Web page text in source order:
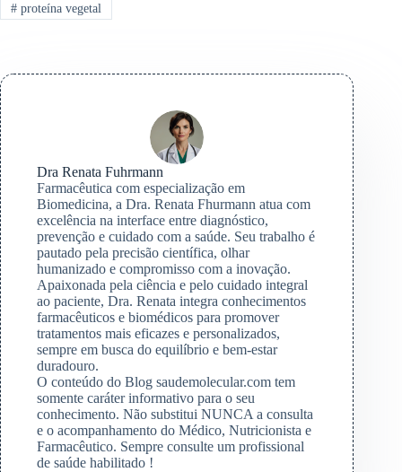
#proteína vegetal
Dra Renata Fuhrmann
Farmacêutica com especialização em
Biomedicina, a Dra. Renata Fhurmann atua com
excelência na interface entre diagnóstico,
prevenção e cuidado com a saúde. Seu trabalho é
pautado pela precisão científica, olhar
humanizado e compromisso com a inovação.
Apaixonada pela ciência e pelo cuidado integral
ao paciente, Dra. Renata integra conhecimentos
farmacêuticos e biomédicos para promover
tratamentos mais eficazes e personalizados,
sempre em busca do equilíbrio e bem-estar
duradouro.
O conteúdo do Blog saudemolecular.com tem
somente caráter informativo para o seu
conhecimento. Não substitui NUNCA a consulta
e o acompanhamento do Médico, Nutricionista e
Farmacêutico. Sempre consulte um profissional
de saúde habilitado !